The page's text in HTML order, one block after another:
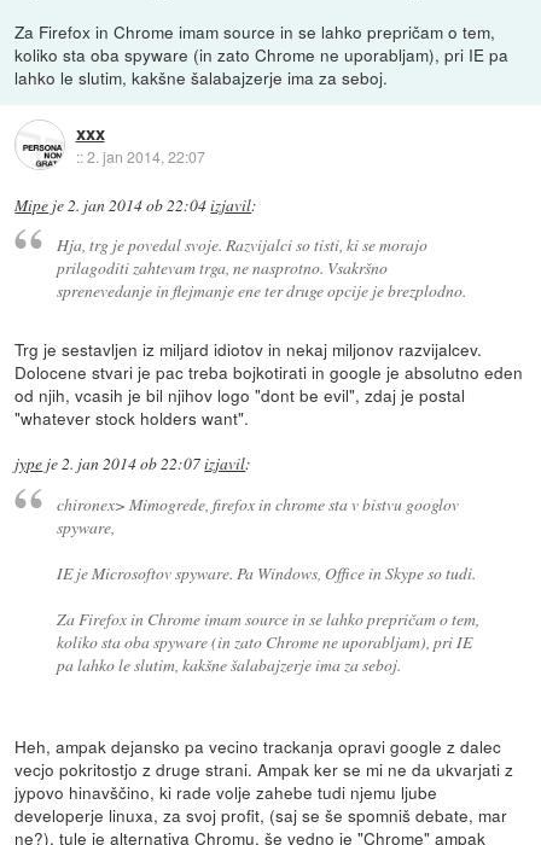
Za Firefox in Chrome imam source in se lahko prepričam o tem,
koliko sta oba spyware (in zato Chrome ne uporabljam), pri IE pa
lahko le slutim, kakšne šalabajzerje ima za seboj.
xxx
::2. jan 2014, 22:07
Mipe je 2. jan 2014 ob 22:04izjavil:
Hja, trg je povedal svoje. Razvijalci so tisti, ki se morajo
prilagoditi zahtevam trga, ne nasprotno. Vsakršno
sprenevedanje in flejmanje ene ter druge opcije je brezplodno.
Trg je sestavljen iz miljard idiotov in nekaj miljonov razvijalcev.
Dolocene stvari je pac treba bojkotirati in google je absolutno eden
od njih, vcasih je bil njihov logo "dont be evil", zdaj je postal
"whatever stock holders want".
jype je2. jan 2014 ob 22:07izjavil:
chironex> Mimogrede, firefox in chrome sta v bistvu googlov
spyware,
IE je Microsoftov spyware. Pa Windows, Office in Skype so tudi.
Za Firefox in Chrome imam source in se lahko prepričam o tem,
koliko sta oba spyware (in zato Chrome ne uporabljam), pri IE
pa lahko le slutim, kakšne šalabajzerje ima za seboj.
Heh, ampak dejansko pa vecino trackanja opravi google z dalec
vecjo pokritostjo z druge strani. Ampak ker se mi ne da ukvarjati z
jypovo hinavščino, ki rade volje zahebe tudi njemu ljube
developerje linuxa, za svoj profit, (saj se še spomniš debate, mar
ne?), tule je alternativa Chromu, še vedno je "Chrome" ampak